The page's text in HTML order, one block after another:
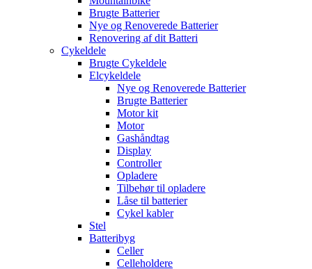
Brugte Batterier
Nye og Renoverede Batterier
Renovering af dit Batteri
Cykeldele
Brugte Cykeldele
Elcykeldele
Nye og Renoverede Batterier
Brugte Batterier
Motor kit
Motor
Gashåndtag
Display
Controller
Opladere
Tilbehør til opladere
Låse til batterier
Cykel kabler
Stel
Batteribyg
Celler
Celleholdere